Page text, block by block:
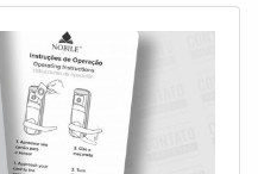
– mais leve e econômica
Brilho ou Texturizado
e Verso (4x4) •
(nome, cargo, QR
por
sem rebarbas • Alta